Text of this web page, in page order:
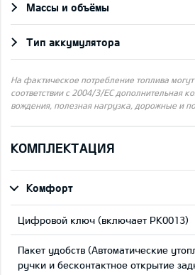
Массы и объёмы
Тип аккумулятора
На фактическое потребление топлива
соответствии с 2004/3/ЕС дополнительная
вождения, полезная нагрузка, дорожные и
КОМПЛЕКТАЦИЯ
Комфорт
Цифровой ключ (включает PK0013)
Пакет удобств (Aвтоматические
ручки и бесконтактное открытие